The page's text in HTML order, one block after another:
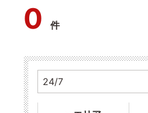
0件